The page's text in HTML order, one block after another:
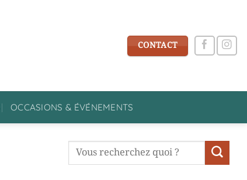
CONTACT
OCCASIONS & ÉVÉNEMENTS